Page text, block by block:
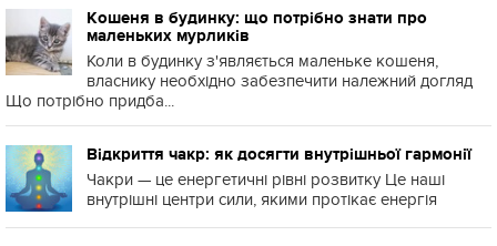
Кошеня в будинку: що потрібно знати про
маленьких мурликів
Коли в будинку з'являється маленьке кошеня,
власнику необхідно забезпечити належний догляд
Що потрібно придба...
Відкриття чакр: як досягти внутрішньої гармонії
Чакри — це енергетичні рівні розвитку Це наші
внутрішні центри сили, якими протікає енергія